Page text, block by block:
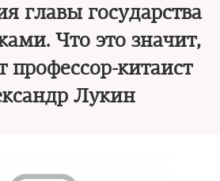
главы государства
Что это значит,
профессор-китаист
Лукин